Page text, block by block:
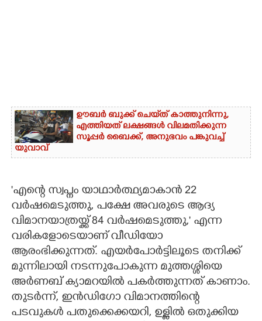
ഊബർ ബുക്ക് ചെയ്‌ത് കാത്തുനിന്നു,​
എത്തിയത് ലക്ഷങ്ങൾ വിലമതിക്കുന്ന
സൂപ്പർ ബൈക്ക്,​ അനുഭവം പങ്കുവച്ച്
യുവാവ്
'എന്റെ സ്വപ്നം യാഥാർത്ഥ്യമാകാൻ 22
വർഷമെടുത്തു, പക്ഷേ അവരുടെ ആദ്യ
വിമാനയാത്രയ്ക്ക് 84 വർഷമെടുത്തു,' എന്ന
വരികളോടെയാണ് വീഡിയോ
ആരംഭിക്കുന്നത്. എയർപോർട്ടിലൂടെ തനിക്ക്
മുന്നിലായി നടന്നുപോകുന്ന മുത്തശ്ശിയെ
അർണബ് ക്യാമറയിൽ പകർത്തുന്നത് കാണാം.
തുടർന്ന്, ഇൻഡിഗോ വിമാനത്തിന്റെ
പടവുകൾ പതുക്കെക്കയറി, ഉള്ളിൽ ഒതുക്കിയ